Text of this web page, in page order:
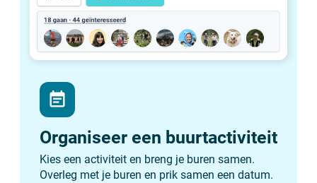
event_note
Organiseer een buurtactiviteit
Kies een activiteit en breng je buren samen.
Overleg met je buren en prik samen een datum.